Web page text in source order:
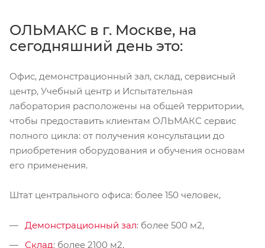
ОЛЬМАКС в г. Москве, на
сегодняшний день это:
Офис, демонстрационный зал, склад, сервисный
центр, Учебный центр и Испытательная
лаборатория расположены на общей территории,
чтобы предоставить клиентам ОЛЬМАКС сервис
полного цикла: от получения консультации до
приобретения оборудования и обучения основам
его применения.
Штат центрального офиса: более 150 человек,
Демонстрационный зал: более 500 м2,
Склад: более 2100 м2,